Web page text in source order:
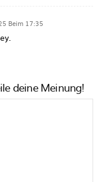
Beim 17:35
deine Meinung!